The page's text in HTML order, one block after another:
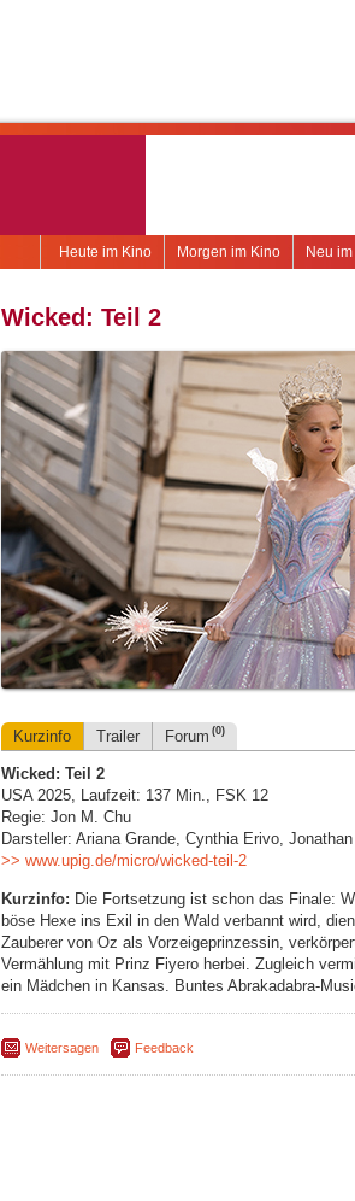
Neu
Morgen im Kino
Heute im Kino
Wicked: Teil 2
Kurzinfo Trailer Forum (0)
Wicked: Teil 2
USA 2025, Laufzeit: 137 Min., FSK 12
Regie: Jon M. Chu
Darsteller: Ariana Grande, Cynthia Erivo,
>> www.upig.de/micro/wicked-teil-2
Kurzinfo: Die Fortsetzung ist schon das Finale:
böse Hexe ins Exil in den Wald verbannt wird,
Zauberer von Oz als Vorzeigeprinzessin,
Vermählung mit Prinz Fiyero herbei. Zugleich
ein Mädchen in Kansas. Buntes Abrakadabra-
Weitersagen Feedback